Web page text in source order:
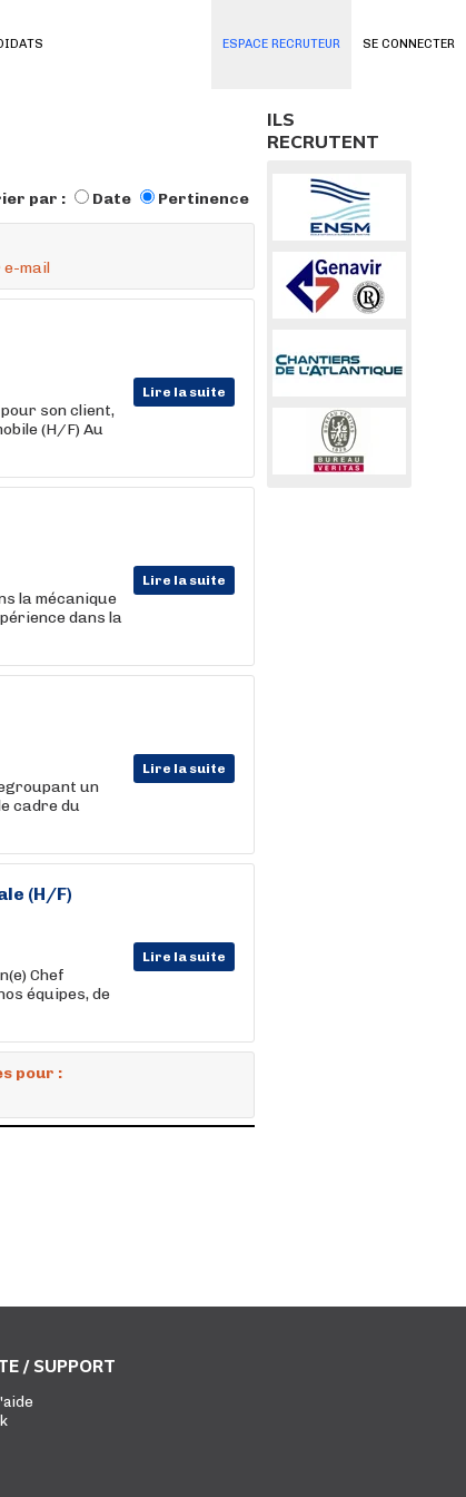
SE CONNECTER
ESPACE RECRUTEUR
par : Date Pertinence
e-mail
Lire la suite
son client,
(H/F) Au
Lire la suite
la mécanique
dans la
Lire la suite
un
cadre du
(H/F)
Lire la suite
Chef
équipes, de
pour :
ILS
RECRUTENT
/ SUPPORT